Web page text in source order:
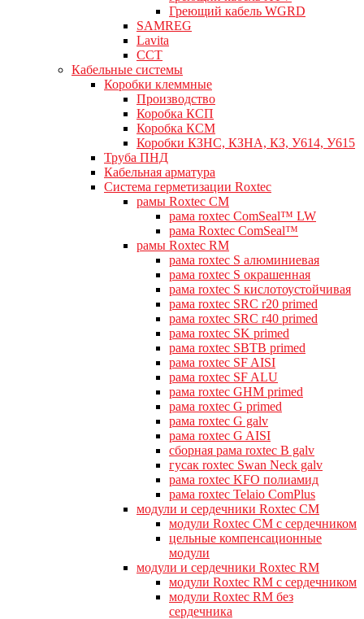
Греющий кабель WGRD
SAMREG
Lavita
CCT
Кабельные системы
Коробки клеммные
Производство
Коробка КСП
Коробка КСМ
Коробки КЗНС, КЗНА, КЗ, У614, У615
Труба ПНД
Кабельная арматура
Система герметизации Roxtec
рамы Roxtec CM
рама roxtec ComSeal™ LW
рама Roxtec ComSeal™
рамы Roxtec RM
рама roxtec S алюминиевая
рама roxtec S окрашенная
рама roxtec S кислотоустойчивая
рама roxtec SRC r20 primed
рама roxtec SRC r40 primed
рама roxtec SK primed
рама roxtec SBTB primed
рама roxtec SF AISI
рама roxtec SF ALU
рама roxtec GHM primed
рама roxtec G primed
рама roxtec G galv
рама roxtec G AISI
сборная рама roxtec B galv
гусак roxtec Swan Neck galv
рама roxtec KFO полиамид
рама roxtec Telaio ComPlus
модули и сердечники Roxtec CM
модули Roxtec CM с сердечником
цельные компенсационные
модули
модули и сердечники Roxtec RM
модули Roxtec RM с сердечником
модули Roxtec RM без
сердечника